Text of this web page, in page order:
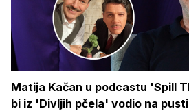
Matija Kačan u podcastu 'Spill
bi iz 'Divljih pčela' vodio na